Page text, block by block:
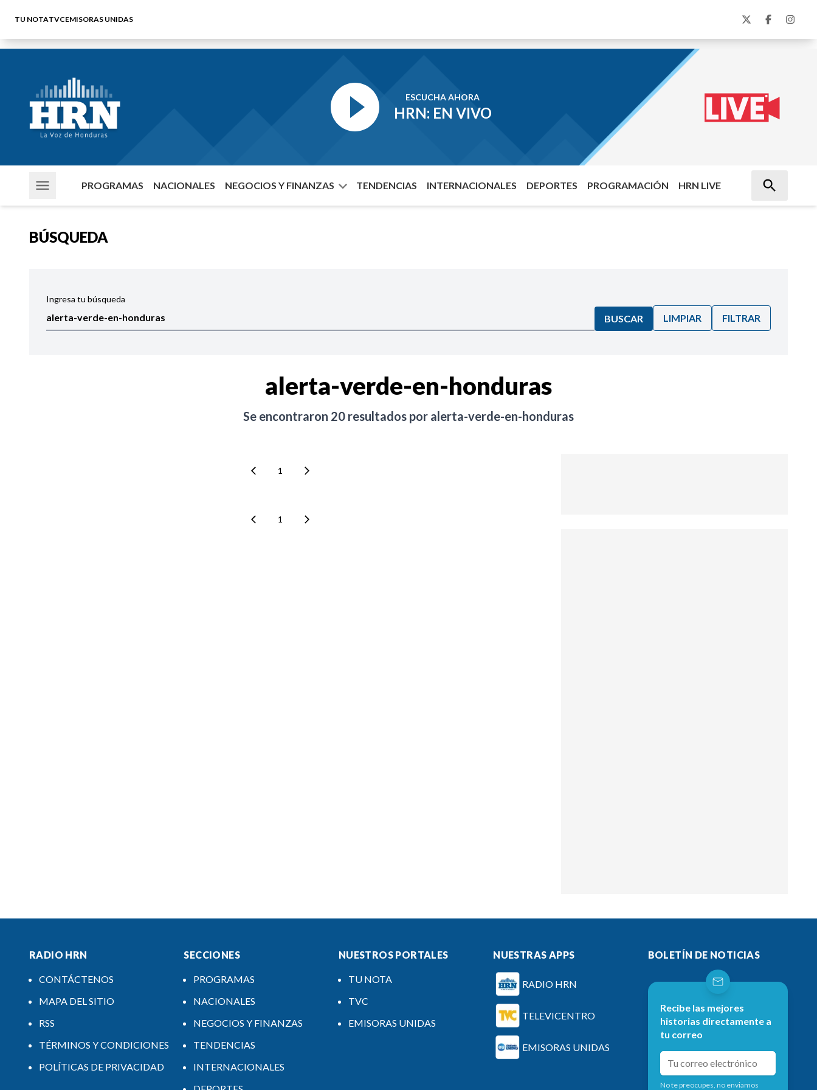
TU NOTATVCEMISORAS UNIDAS
ESCUCHA AHORA
HRN: EN VIVO
PROGRAMAS NACIONALES NEGOCIOS Y FINANZAS TENDENCIAS INTERNACIONALES DEPORTES PROGRAMACIÓN HRN LIVE
BÚSQUEDA
Ingresa tu búsqueda
BUSCAR LIMPIAR FILTRAR
alerta-verde-en-honduras
Se encontraron 20resultados por alerta-verde-en-honduras
1
1
RADIO HRN
CONTÁCTENOS
MAPA DEL SITIO
RSS
TÉRMINOS Y CONDICIONES
POLÍTICAS DE PRIVACIDAD
SECCIONES
PROGRAMAS
NACIONALES
NEGOCIOS Y FINANZAS
TENDENCIAS
INTERNACIONALES
NUESTROS PORTALES
TU NOTA
TVC
EMISORAS UNIDAS
NUESTRAS APPS
RADIO HRN
TELEVICENTRO
EMISORAS UNIDAS
BOLETÍN DE NOTICIAS
Recibe las mejores
historias directamente a
tu correo
No te preocupes, no enviamos